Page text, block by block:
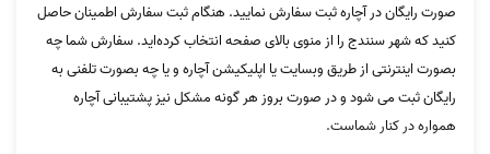
صورت رایگان در آچاره ثبت سفارش نمایید. هنگام ثبت سفارش اطمینان حاصل
کنید که شهر سنندج را از منوی بالای صفحه انتخاب کرده‌اید. سفارش شما چه
بصورت اینترنتی از طریق وبسایت یا اپلیکیشن آچاره و یا چه بصورت تلفنی به
رایگان ثبت می شود و در صورت بروز هر گونه مشکل نیز پشتیبانی آچاره
همواره در کنار شماست.